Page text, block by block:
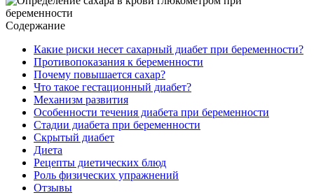
Содержание
Какие риски несет сахарный диабет при беременности?
Противопоказания к беременности
Почему повышается сахар?
Что такое гестационный диабет?
Механизм развития
Особенности течения диабета при беременности
Стадии диабета при беременности
Скрытый диабет
Диета
Рецепты диетических блюд
Роль физических упражнений
Отзывы